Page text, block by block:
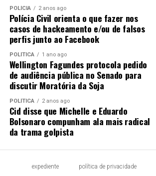
POLÍCIA 2 anos ago
Polícia Civil orienta o que fazer nos
casos de hackeamento e/ou de falsos
perfis junto ao Facebook
POLÍTICA 1 ano ago
Wellington Fagundes protocola pedido
de audiência pública no Senado para
discutir Moratória da Soja
POLÍTICA 2 anos ago
Cid disse que Michelle e Eduardo
Bolsonaro compunham ala mais radical
da trama golpista
expediente política de privacidade